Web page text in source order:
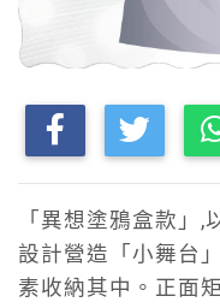
「異想塗鴉盒款」
設計營造「小舞台
素收納其中。正面